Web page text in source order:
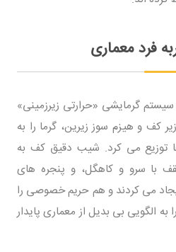
فرد معماری
گرمایشی «حرارتی زیرزمینی»
کف و هیزم سوز زیرین، گرما را به
توزیع می کرد. شیب دقیق کف به
با سرو و کاهگل، و پنجره های
می کردند و هم حریم خصوصی را
الگویی بی بدیل از معماری پایدار